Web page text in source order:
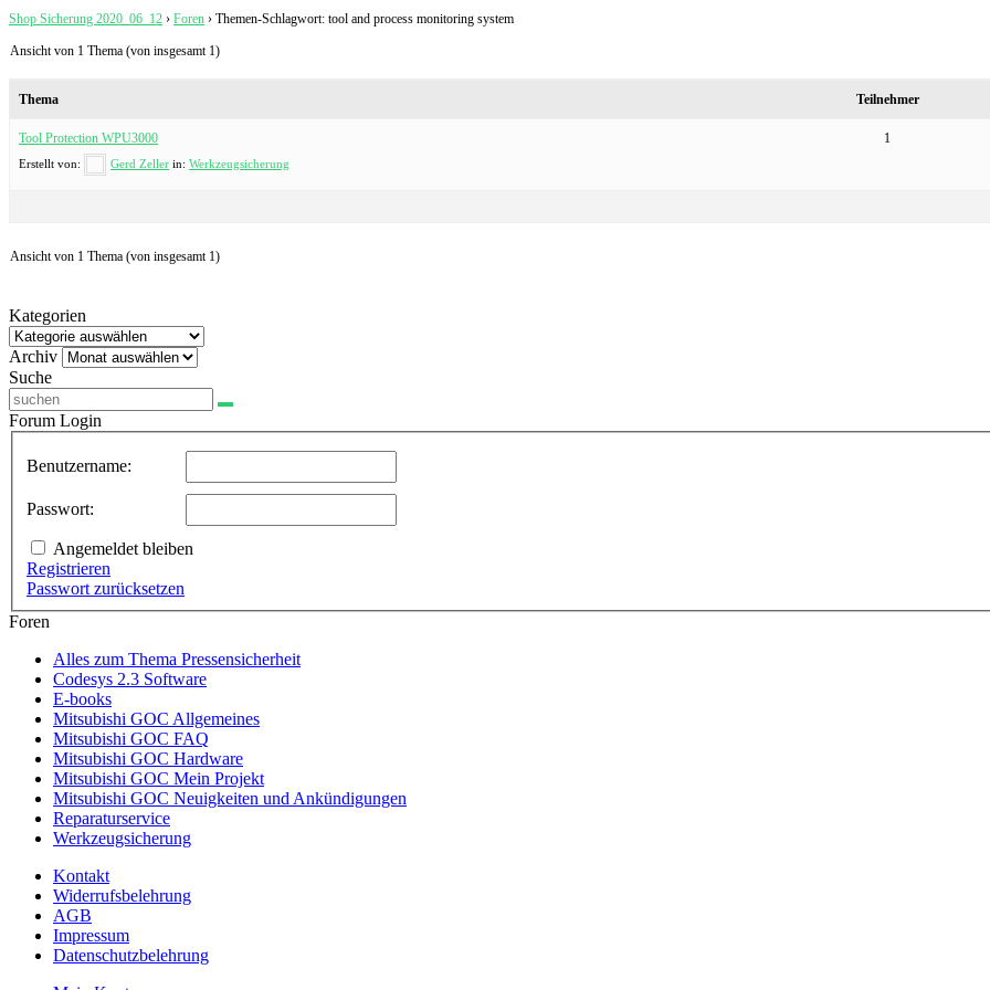
Shop Sicherung 2020_06_12 › Foren › Themen-Schlagwort: tool and process monitoring system
Ansicht von 1 Thema (von insgesamt 1)
Thema Teilnehmer
Tool Protection WPU3000
Erstellt von: Gerd Zeller in: Werkzeugsicherung
1
Ansicht von 1 Thema (von insgesamt 1)
Kategorien
Kategorien
Archiv Archiv
Suche
Forum Login
Benutzername:
Passwort:
Angemeldet bleiben
Registrieren
Passwort zurücksetzen
Foren
Alles zum Thema Pressensicherheit
Codesys 2.3 Software
E-books
Mitsubishi GOC Allgemeines
Mitsubishi GOC FAQ
Mitsubishi GOC Hardware
Mitsubishi GOC Mein Projekt
Mitsubishi GOC Neuigkeiten und Ankündigungen
Reparaturservice
Werkzeugsicherung
Kontakt
Widerrufsbelehrung
AGB
Impressum
Datenschutzbelehrung